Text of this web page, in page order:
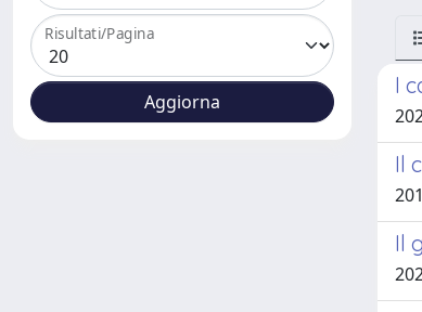
Risultati/Pagina
I
Il
Il